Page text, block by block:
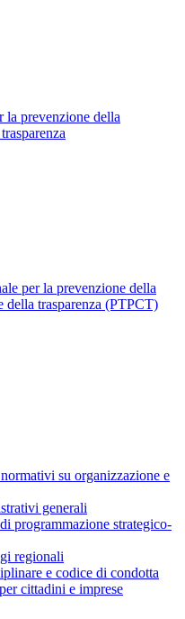
la prevenzione della
per la prevenzione della
della trasparenza (PTPCT)
su organizzazione e
generali
programmazione strategico-
regionali
e codice di condotta
cittadini e imprese